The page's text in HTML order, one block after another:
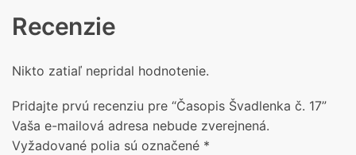
Recenzie
Nikto zatiaľ nepridal hodnotenie.
Pridajte prvú recenziu pre “Časopis Švadlenka č. 17”
Vaša e-mailová adresa nebude zverejnená.
Vyžadované polia sú označené *